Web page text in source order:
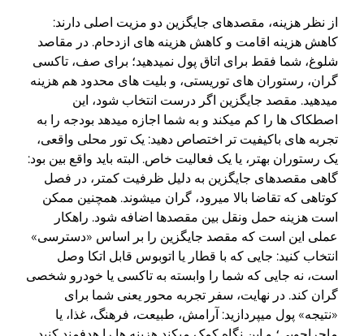
از نظر هزینه، مقصدهای جایگزین دو مزیت اصلی دارند:
کاهش هزینه اقامت و کاهش هزینه های ازدحام. در مقاصد
شلوغ، شما فقط برای اتاق پول نمیدهید؛ برای صف، تاکسی
گران، رستوران های توریستی، و بلیت های محدود هم هزینه
میدهید. مقصد جایگزین اگر درست انتخاب شود، این
اصطکاک ها را کم میکند و به شما اجازه میدهد بودجه را به
تجربه های باکیفیت تر اختصاص دهید: یک تور محلی واقعی،
یک رستوران بهتر، یا یک فعالیت خاص. البته باید واقع بین بود:
گاهی مقصدهای جایگزین به دلیل ظرفیت کمتر، در فصل
کوتاهی که تقاضا بالا میرود، گران میشوند. همچنین ممکن
است هزینه حمل ونقل بین مقصدها اضافه شود. راهکار
عملی این است که مقصد جایگزین را بر اساس «دسترسی»
انتخاب کنید: جایی که با قطار یا اتوبوس قابل اتکا وصل
است، نه جایی که شما را وابسته به تاکسی یا خودرو شخصی
گران کند. در نهایت، سفر تجربه محور یعنی شما برای
«نتیجه» پول میپردازید: آرامش، طبیعت، فرهنگ، غذا، یا